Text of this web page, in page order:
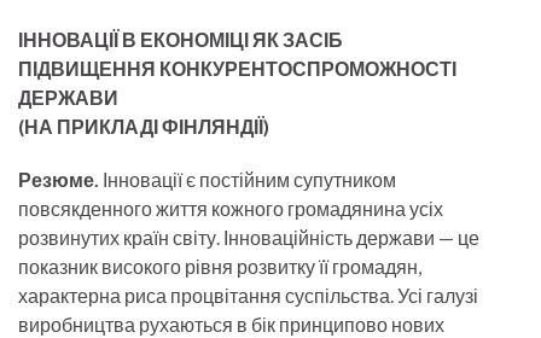
ІННОВАЦІЇ В ЕКОНОМІЦІ ЯК ЗАСІБ
ПІДВИЩЕННЯ КОНКУРЕНТОСПРОМОЖНОСТІ
ДЕРЖАВИ
(НА ПРИКЛАДІ ФІНЛЯНДІЇ)
Резюме. Інновації є постійним супутником
повсякденного життя кожного громадянина усіх
розвинутих країн світу. Інноваційність держави — це
показник високого рівня розвитку її громадян,
характерна риса процвітання суспільства. Усі галузі
виробництва рухаються в бік принципово нових